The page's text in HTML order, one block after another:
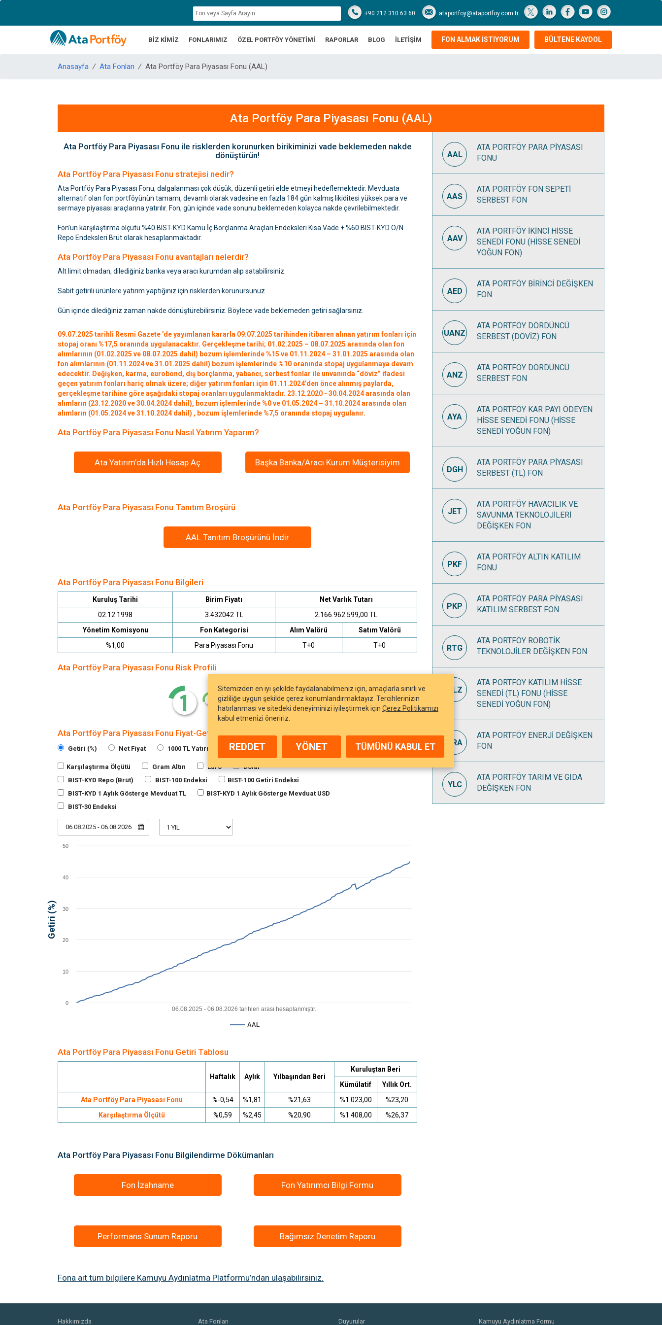
+90 212 310 63 60 ataportfoy@ataportfoy.com.tr
BİZ KİMİZ FONLARIMIZ ÖZEL PORTFÖY YÖNETİMİ RAPORLAR BLOG İLETİŞİM BÜLTENE KAYDOL
FON ALMAK İSTİYORUM
Anasayfa / Ata Fonları / Ata Portföy Para Piyasası Fonu (AAL)
Ata Portföy Para Piyasası Fonu (AAL)
Ata Portföy Para Piyasası Fonu ile risklerden korunurken birikiminizi vade beklemeden nakde
dönüştürün!
Ata Portföy Para Piyasası Fonu stratejisi nedir?
Ata Portföy Para Piyasası Fonu, dalgalanması çok düşük, düzenli getiri elde etmeyi hedeflemektedir. Mevduata
alternatif olan fon portföyünün tamamı, devamlı olarak vadesine en fazla 184 gün kalmış likiditesi yüksek para ve
sermaye piyasası araçlarına yatırılır. Fon, gün içinde vade sonunu beklemeden kolayca nakde çevrilebilmektedir.
Fon’un karşılaştırma ölçütü %40 BIST-KYD Kamu İç Borçlanma Araçları Endeksleri Kısa Vade + %60 BIST-KYD O/N
Repo Endeksleri Brüt olarak hesaplanmaktadır.
Ata Portföy Para Piyasası Fonu avantajları nelerdir?
Alt limit olmadan, dilediğiniz banka veya aracı kurumdan alıp satabilirsiniz.
Sabit getirili ürünlere yatırım yaptığınız için risklerden korunursunuz.
Gün içinde dilediğiniz zaman nakde dönüştürebilirsiniz. Böylece vade beklemeden getiri sağlarsınız.
09.07.2025 tarihli Resmi Gazete ’de yayımlanan kararla 09.07.2025 tarihinden itibaren alınan yatırım fonları için
stopaj oranı %17,5 oranında uygulanacaktır. Gerçekleşme tarihi; 01.02.2025 – 08.07.2025 arasında olan fon
alımlarının (01.02.2025 ve 08.07.2025 dahil) bozum işlemlerinde %15 ve 01.11.2024 – 31.01.2025 arasında olan
fon alımlarının (01.11.2024 ve 31.01.2025 dahil) bozum işlemlerinde %10 oranında stopaj uygulanmaya devam
edecektir. Değişken, karma, eurobond, dış borçlanma, yabancı, serbest fonlar ile unvanında “döviz” ifadesi
geçen yatırım fonları hariç olmak üzere; diğer yatırım fonları için 01.11.2024’den önce alınmış paylarda,
gerçekleşme tarihine göre aşağıdaki stopaj oranları uygulanmaktadır. 23.12.2020 - 30.04.2024 arasında olan
alımların (23.12.2020 ve 30.04.2024 dahil), bozum işlemlerinde %0 ve 01.05.2024 – 31.10.2024 arasında olan
alımların (01.05.2024 ve 31.10.2024 dahil) , bozum işlemlerinde %7,5 oranında stopaj uygulanır.
Ata Portföy Para Piyasası Fonu Nasıl Yatırım Yaparım?
Ata Yatırım’da Hızlı Hesap Aç Başka Banka/Aracı Kurum Müşterisiyim
Ata Portföy Para Piyasası Fonu Tanıtım Broşürü
AAL Tanıtım Broşürünü İndir
Ata Portföy Para Piyasası Fonu Bilgileri
Kuruluş Tarihi Birim Fiyatı
Net Varlık Tutarı
02.12.1998
3.432042 TL
2.166.962.599,00 TL
Yönetim Komisyonu
Fon Kategorisi Alım Valörü
Satım Valörü
%1,00
Para Piyasası Fonu T+0 T+0
Ata Portföy Para Piyasası Fonu Risk Profili
Ata Portföy Para Piyasası Fonu Fiyat-Getiri Grafiği
Getiri (%) Net Fiyat 1000 TL Yatırımım Ne Oldu?
Karşılaştırma Ölçütü Gram Altın Euro
Dolar
BIST-KYD Repo (Brüt)
BIST-100 Endeksi
BIST-100 Getiri Endeksi
BIST-KYD 1 Aylık Gösterge Mevduat TL
BIST-KYD 1 Aylık Gösterge Mevduat USD
BIST-30 Endeksi
06.08.2025 - 06.08.2026
Getiri (%)
06.08.2025 - 06.08.2026 tarihleri arası hesaplanmıştır.
AAL
0
10
20
30
40
50
Ata Portföy Para Piyasası Fonu Getiri Tablosu
Haftalık Aylık Yılbaşından Beri
Kuruluştan Beri
Kümülatif
Yıllık Ort.
Ata Portföy Para Piyasası Fonu
%-0,54 %1,81 %21,63 %1.023,00
%23,20
Karşılaştırma Ölçütü
%0,59 %2,45 %20,90 %1.408,00 %26,37
Ata Portföy Para Piyasası Fonu Bilgilendirme Dökümanları
Fon İzahname Fon Yatırımcı Bilgi Formu
Performans Sunum Raporu Bağımsız Denetim Raporu
Fona ait tüm bilgilere Kamuyu Aydınlatma Platformu’ndan ulaşabilirsiniz.
AAL
ATA PORTFÖY PARA PİYASASI
FONU
AAS
ATA PORTFÖY FON SEPETİ
SERBEST FON
AAV
ATA PORTFÖY İKİNCİ HİSSE
SENEDİ FONU (HİSSE SENEDİ
YOĞUN FON)
AED
ATA PORTFÖY BİRİNCİ DEĞİŞKEN
FON
UANZ
ATA PORTFÖY DÖRDÜNCÜ
SERBEST (DÖVİZ) FON
ANZ
ATA PORTFÖY DÖRDÜNCÜ
SERBEST FON
AYA
ATA PORTFÖY KAR PAYI ÖDEYEN
HİSSE SENEDİ FONU (HİSSE
SENEDİ YOĞUN FON)
DGH
ATA PORTFÖY PARA PİYASASI
SERBEST (TL) FON
JET
ATA PORTFÖY HAVACILIK VE
SAVUNMA TEKNOLOJİLERİ
DEĞİŞKEN FON
PKF
ATA PORTFÖY ALTIN KATILIM
FONU
PKP
ATA PORTFÖY PARA PİYASASI
KATILIM SERBEST FON
RTG
ATA PORTFÖY ROBOTİK
TEKNOLOJİLER DEĞİŞKEN FON
TLZ
ATA PORTFÖY KATILIM HİSSE
SENEDİ (TL) FONU (HİSSE
SENEDİ YOĞUN FON)
URA
ATA PORTFÖY ENERJİ DEĞİŞKEN
FON
YLC
ATA PORTFÖY TARIM VE GIDA
DEĞİŞKEN FON
Hakkımızda Ata Fonları Duyurular Kamuyu Aydınlatma Formu
Sitemizden en iyi şekilde faydalanabilmeniz için, amaçlarla sınırlı ve
gizliliğe uygun şekilde çerez konumlandırmaktayız. Tercihlerinizin
hatırlanması ve sitedeki deneyiminizi iyileştirmek için Çerez Politikamızı
kabul etmenizi öneririz.
REDDET YÖNET TÜMÜNÜ KABUL ET